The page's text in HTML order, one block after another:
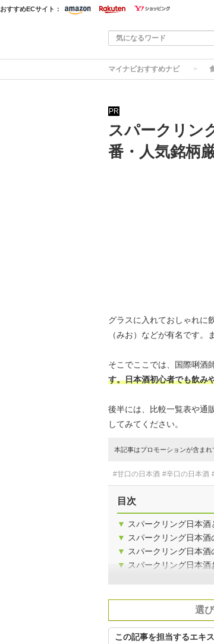
おすすめECサイト：
マイナビおすすめナビ
PR
スパークリン
番・人気銘柄
グラスに入れておしゃれに
（みお）などが有名です。
そこでここでは、国際唎酒
す。日本酒初心者でも飲み
後半には、比較一覧表や通
してみてください。
本記事はプロモーションが含ま
#甘口の日本酒 #辛口の日本酒
目次
▼ スパークリング日本酒
▼ スパークリング日本酒
▼ スパークリング日本
▼ スパークリング日本
選
この記事を担当するエキ